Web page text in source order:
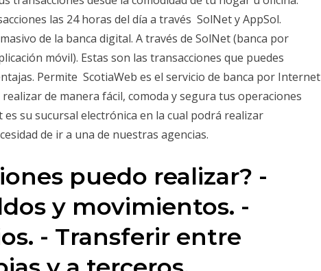
las 24 horas del día a través SolNet y AppSol.
de la banca digital. A través de SolNet (banca por
móvil). Estas son las transacciones que puedes
Permite ScotiaWeb es el servicio de banca por Internet
de manera fácil, comoda y segura tus operaciones
su sucursal electrónica en la cual podrá realizar
de ir a una de nuestras agencias.
puedo realizar? -
y movimientos. -
- Transferir entre